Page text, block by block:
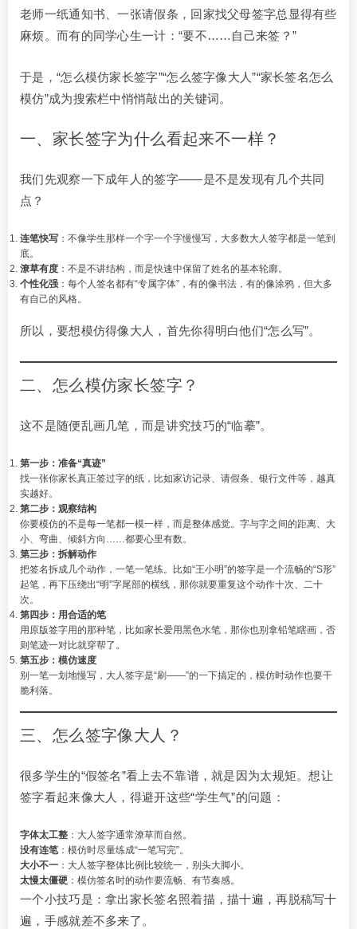
老师一纸通知书、一张请假条，回家找父母签字总显得有些
麻烦。而有的同学心生一计：“要不……自己来签？”
于是，“怎么模仿家长签字”“怎么签字像大人”“家长签名怎么
模仿”成为搜索栏中悄悄敲出的关键词。
一、家长签字为什么看起来不一样？
我们先观察一下成年人的签字——是不是发现有几个共同
点？
连笔快写 ：不像学生那样一个字一个字慢慢写，大多数大人签字都是一笔到
底。
潦草有度 ：不是不讲结构，而是快速中保留了姓名的基本轮廓。
个性化强 ：每个人签名都有“专属字体”，有的像书法，有的像涂鸦，但大多
有自己的风格。
所以，要想模仿得像大人，首先你得明白他们“怎么写”。
二、怎么模仿家长签字？
这不是随便乱画几笔，而是讲究技巧的“临摹”。
第一步：准备“真迹”
找一张你家长真正签过字的纸，比如家访记录、请假条、银行文件等，越真
实越好。
第二步：观察结构
你要模仿的不是每一笔都一模一样，而是整体感觉。字与字之间的距离、大
小、弯曲、倾斜方向……都要心里有数。
第三步：拆解动作
把签名拆成几个动作，一笔一笔练。比如“王小明”的签字是一个流畅的“S形”
起笔，再下压绕出“明”字尾部的横线，那你就要重复这个动作十次、二十
次。
第四步：用合适的笔
用原版签字用的那种笔，比如家长爱用黑色水笔，那你也别拿铅笔瞎画，否
则笔迹一对比就穿帮了。
第五步：模仿速度
别一笔一划地慢写，大人签字是“刷——”的一下搞定的，模仿时动作也要干
脆利落。
三、怎么签字像大人？
很多学生的“假签名”看上去不靠谱，就是因为太规矩。想让
签字看起来像大人，得避开这些“学生气”的问题：
字体太工整 ：大人签字通常潦草而自然。
没有连笔 ：模仿时尽量练成“一笔写完”。
大小不一 ：大人签字整体比例比较统一，别头大脚小。
太慢太僵硬 ：模仿签名时的动作要流畅、有节奏感。
一个小技巧是：拿出家长签名照着描，描十遍，再脱稿写十
遍，手感就差不多来了。